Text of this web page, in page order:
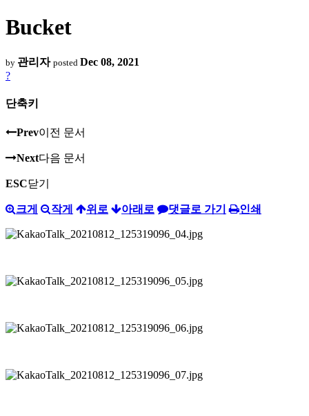
Bucket
by 관리자 posted Dec 08, 2021
?
단축키
Prev이전 문서
Next다음 문서
ESC닫기
크게 작게 위로 아래로 댓글로 가기 인쇄